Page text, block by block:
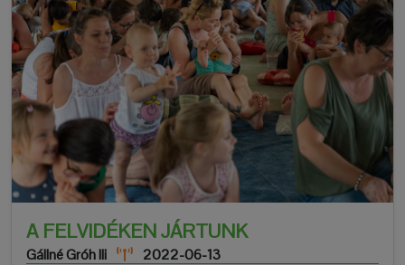
A FELVIDÉKEN JÁRTUNK
Gállné Gróh Ili
2022-06-13